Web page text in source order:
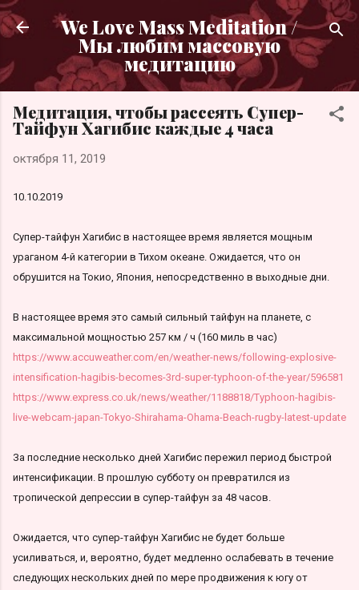
К основному контенту
We Love Mass Meditation /
Мы любим массовую
медитацию
Медитация, чтобы рассеять Супер-
Тайфун Хагибис каждые 4 часа
октября 11, 2019
10.10.2019
Супер-тайфун Хагибис в настоящее время является мощным
ураганом 4-й категории в Тихом океане. Ожидается, что он
обрушится на Токио, Япония, непосредственно в выходные дни.
В настоящее время это самый сильный тайфун на планете, с
максимальной мощностью 257 км / ч (160 миль в час)
https://www.accuweather.com/en/weather-news/following-explosive-
intensification-hagibis-becomes-3rd-super-typhoon-of-the-year/596581
https://www.express.co.uk/news/weather/1188818/Typhoon-hagibis-
live-webcam-japan-Tokyo-Shirahama-Ohama-Beach-rugby-latest-update
За последние несколько дней Хагибис пережил период быстрой
интенсификации. В прошлую субботу он превратился из
тропической депрессии в супер-тайфун за 48 часов.
Ожидается, что супер-тайфун Хагибис не будет больше
усиливаться, и, вероятно, будет медленно ослабевать в течение
следующих нескольких дней по мере продвижения к югу от